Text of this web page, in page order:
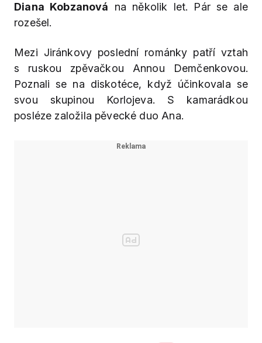
Diana Kobzanová na několik let. Pár se ale
rozešel.
Mezi Jiránkovy poslední románky patří vztah
s ruskou zpěvačkou Annou Demčenkovou.
Poznali se na diskotéce, když účinkovala se
svou skupinou Korlojeva. S kamarádkou
posléze založila pěvecké duo Ana.